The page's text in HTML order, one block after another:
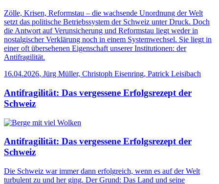
Zölle, Krisen, Reformstau – die wachsende Unordnung der Welt
setzt das politische Betriebssystem der Schweiz unter Druck. Doch
die Antwort auf Verunsicherung und Reformstau liegt weder in
nostalgischer Verklärung noch in einem Systemwechsel. Sie liegt in
einer oft übersehenen Eigenschaft unserer Institutionen: der
Antifragilität.
16.04.2026, Jürg Müller, Christoph Eisenring, Patrick Leisibach
Antifragilität: Das vergessene Erfolgsrezept der
Schweiz
Antifragilität: Das vergessene Erfolgsrezept der
Schweiz
Die Schweiz war immer dann erfolgreich, wenn es auf der Welt
turbulent zu und her ging. Der Grund: Das Land und seine